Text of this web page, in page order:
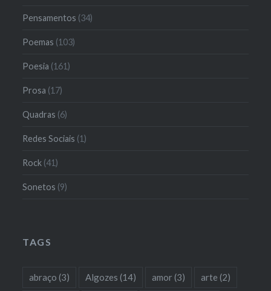
Pensamentos (34)
Poemas (103)
Poesia (161)
Prosa (17)
Quadras (6)
Redes Sociais (1)
Rock (41)
Sonetos (9)
TAGS
abraço (3) Algozes (14) amor(3) arte (2)